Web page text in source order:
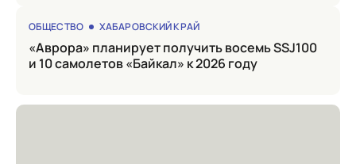
ОБЩЕСТВО ХАБАРОВСКИЙ КРАЙ
«Аврора» планирует получить восемь SSJ100
и 10 самолетов «Байкал» к 2026 году